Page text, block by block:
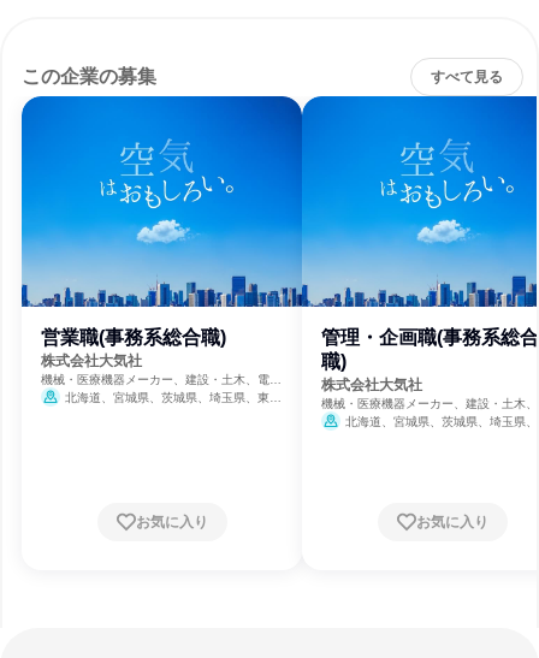
この企業の募集 すべて見る
営業職(事務系総合職)
株式会社大気社
機械・医療機器メーカー、建設・土木、電
力・ガス・水道・エネルギー
北海道、宮城県、茨城県、埼玉県、東京
お気に入り
管理・企画職(事務系総合
職)
株式会社大気社
機械・医療機器メーカー、建設・土木
力・ガス・水道・エネルギー
北海道、宮城県、茨城県、埼玉県
お気に入り